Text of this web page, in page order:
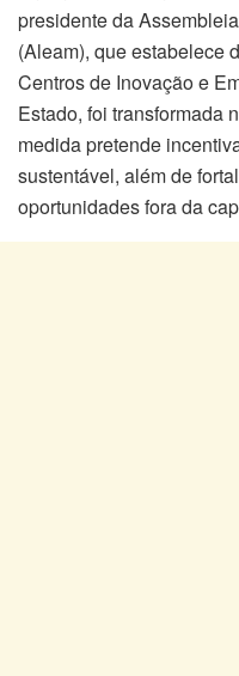
presidente da
(Aleam), que estabelece
Centros de Inovação e
Estado, foi transformada
medida pretende
sustentável, além de
oportunidades fora da